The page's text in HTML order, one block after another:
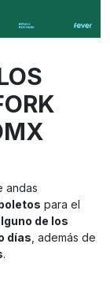
andas
para el
de los
días , además de
.